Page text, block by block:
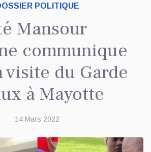
POLITIQUE
Mansour
communique
visite du Garde
à Mayotte
14 Mars 2022